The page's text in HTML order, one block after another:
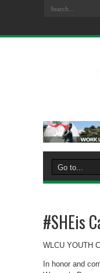
#SHEis
WLCU YOUTH
In honor and